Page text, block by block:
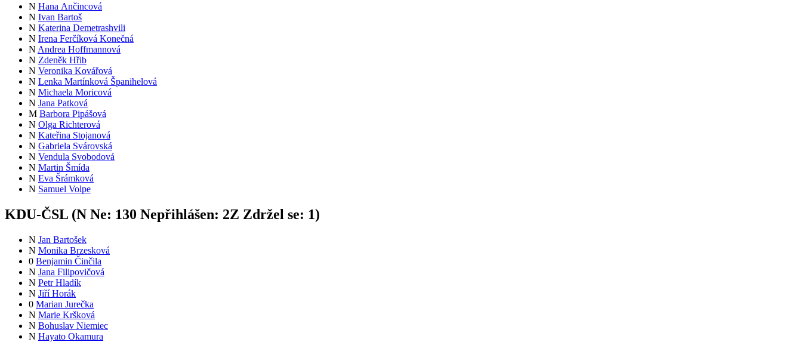
N Hana Ančincová
N Ivan Bartoš
N Katerina Demetrashvili
N Irena Ferčíková Konečná
N Andrea Hoffmannová
N Zdeněk Hřib
N Veronika Kovářová
N Lenka Martínková Španihelová
N Michaela Moricová
N Jana Patková
M Barbora Pipášová
N Olga Richterová
N Kateřina Stojanová
N Gabriela Svárovská
N Vendula Svobodová
N Martin Šmída
N Eva Šrámková
N Samuel Volpe
KDU-ČSL (N Ne: 130 Nepřihlášen: 2Z Zdržel se: 1)
N Jan Bartošek
N Monika Brzesková
0 Benjamin Činčila
N Jana Filipovičová
N Petr Hladík
N Jiří Horák
0 Marian Jurečka
N Marie Kršková
N Bohuslav Niemiec
N Hayato Okamura